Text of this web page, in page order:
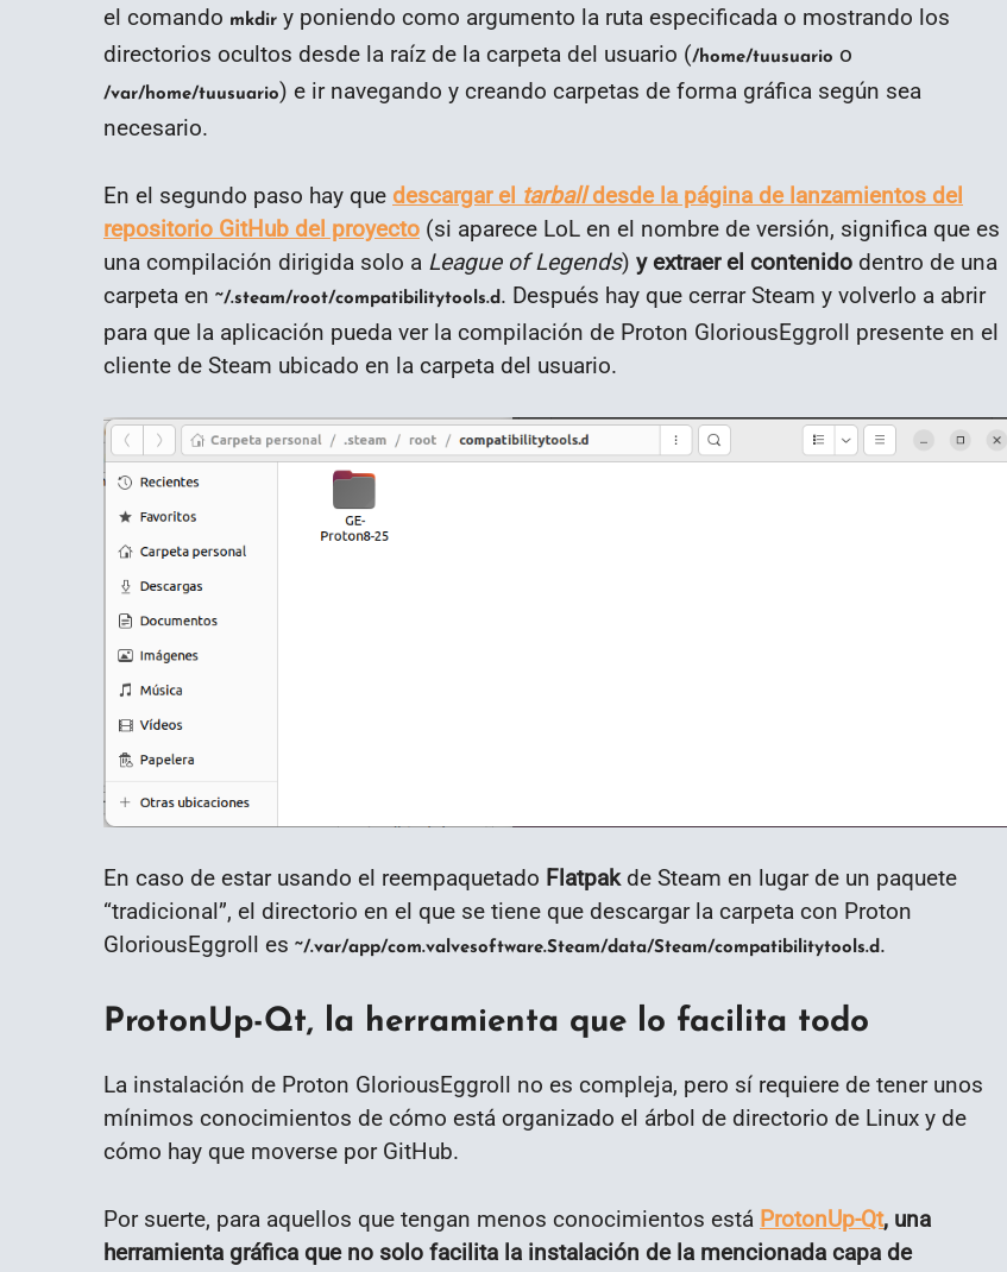
el comando mkdir y poniendo como argumento la ruta especificada o mostrando los
directorios ocultos desde la raíz de la carpeta del usuario (/home/tuusuario o
/var/home/tuusuario) e ir navegando y creando carpetas de forma gráfica según sea
necesario.
En el segundo paso hay que descargar el tarballdesde la página de lanzamientos del
repositorio GitHub del proyecto (si aparece LoL en el nombre de versión, significa que es
una compilación dirigida solo a League of Legends) y extraer el contenido dentro de una
carpeta en ~/.steam/root/compatibilitytools.d. Después hay que cerrar Steam y volverlo a abrir
para que la aplicación pueda ver la compilación de Proton GloriousEggroll presente en el
cliente de Steam ubicado en la carpeta del usuario.
En caso de estar usando el reempaquetado Flatpakde Steam en lugar de un paquete
“tradicional”, el directorio en el que se tiene que descargar la carpeta con Proton
GloriousEggroll es ~/.var/app/com.valvesoftware.Steam/data/Steam/compatibilitytools.d.
ProtonUp-Qt, la herramienta que lo facilita todo
La instalación de Proton GloriousEggroll no es compleja, pero sí requiere de tener unos
mínimos conocimientos de cómo está organizado el árbol de directorio de Linux y de
cómo hay que moverse por GitHub.
Por suerte, para aquellos que tengan menos conocimientos está ProtonUp-Qt, una
herramienta gráfica que no solo facilita la instalación de la mencionada capa de